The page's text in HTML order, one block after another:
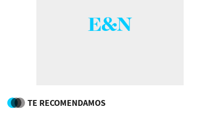
TE RECOMENDAMOS